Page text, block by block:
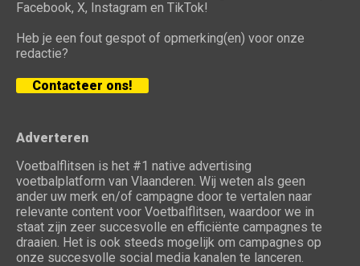
Facebook, X, Instagram en TikTok!
Heb je een fout gespot of opmerking(en) voor onze
redactie?
Contacteer ons!
Adverteren
Voetbalflitsen is het #1 native advertising
voetbalplatform van Vlaanderen. Wij weten als geen
ander uw merk en/of campagne door te vertalen naar
relevante content voor Voetbalflitsen, waardoor we in
staat zijn zeer succesvolle en efficiënte campagnes te
draaien. Het is ook steeds mogelijk om campagnes op
onze succesvolle social media kanalen te lanceren.